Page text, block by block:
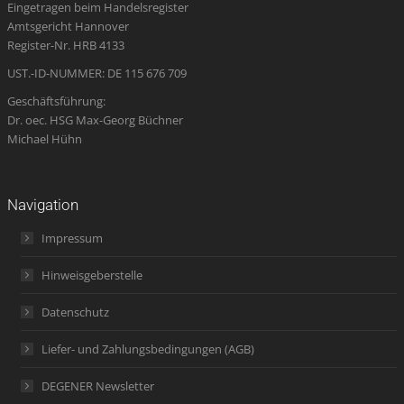
new
window
new
window
new
window
in
new
new
Eingetragen beim Handelsregister
Amtsgericht Hannover
Register-Nr. HRB 4133
UST.-ID-NUMMER: DE 115 676 709
Geschäftsführung:
Dr. oec. HSG Max-Georg Büchner
Michael Hühn
Navigation
Impressum
Hinweisgeberstelle
Datenschutz
Liefer- und Zahlungsbedingungen (AGB)
DEGENER Newsletter